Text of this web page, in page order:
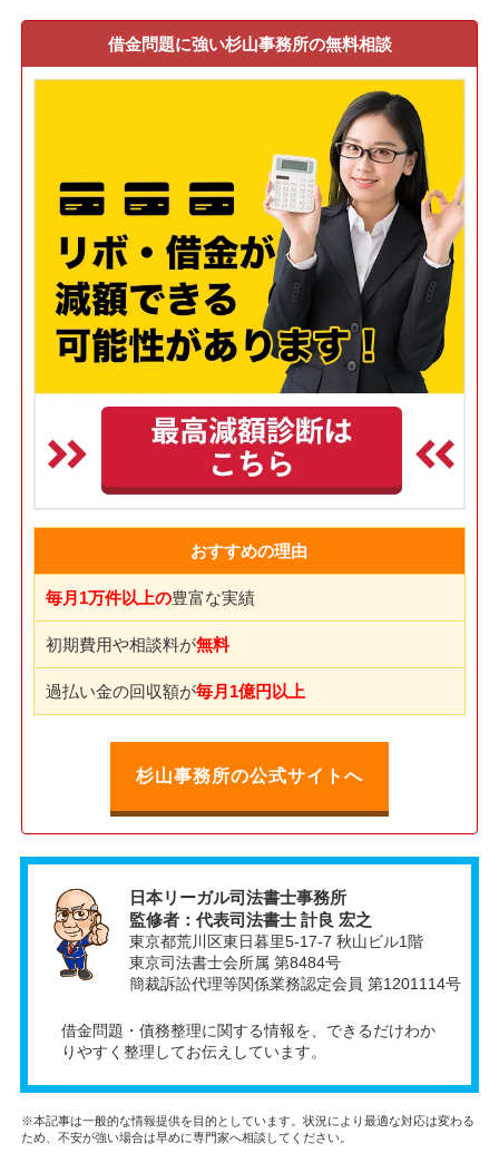
借金問題に強い杉山事務所の無料相談
おすすめの理由
毎月1万件以上の豊富な実績
初期費用や相談料が無料
過払い金の回収額が毎月1億円以上
杉山事務所の公式サイトへ
日本リーガル司法書士事務所
監修者：代表司法書士 計良 宏之
東京都荒川区東日暮里5-17-7 秋山ビル1階
東京司法書士会所属 第8484号
簡裁訴訟代理等関係業務認定会員 第1201114号
借金問題・債務整理に関する情報を、できるだけわか
りやすく整理してお伝えしています。
※本記事は一般的な情報提供を目的としています。状況により最適な対応は変わる
ため、不安が強い場合は早めに専門家へ相談してください。